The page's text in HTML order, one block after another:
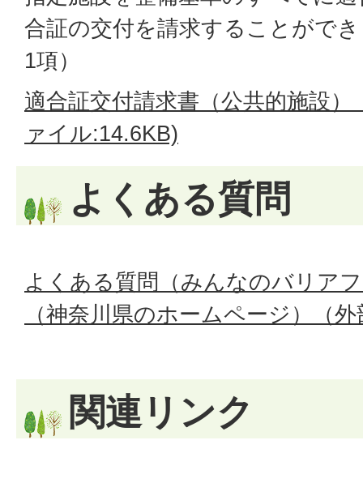
合証の交付を請求することがで
1項）
適合証交付請求書（公共的施設）
ァイル:14.6KB)
よくある質問
よくある質問（みんなのバリア
（神奈川県のホームページ）（
関連リンク